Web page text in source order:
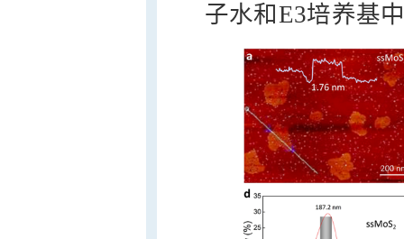
子水和E3培养基